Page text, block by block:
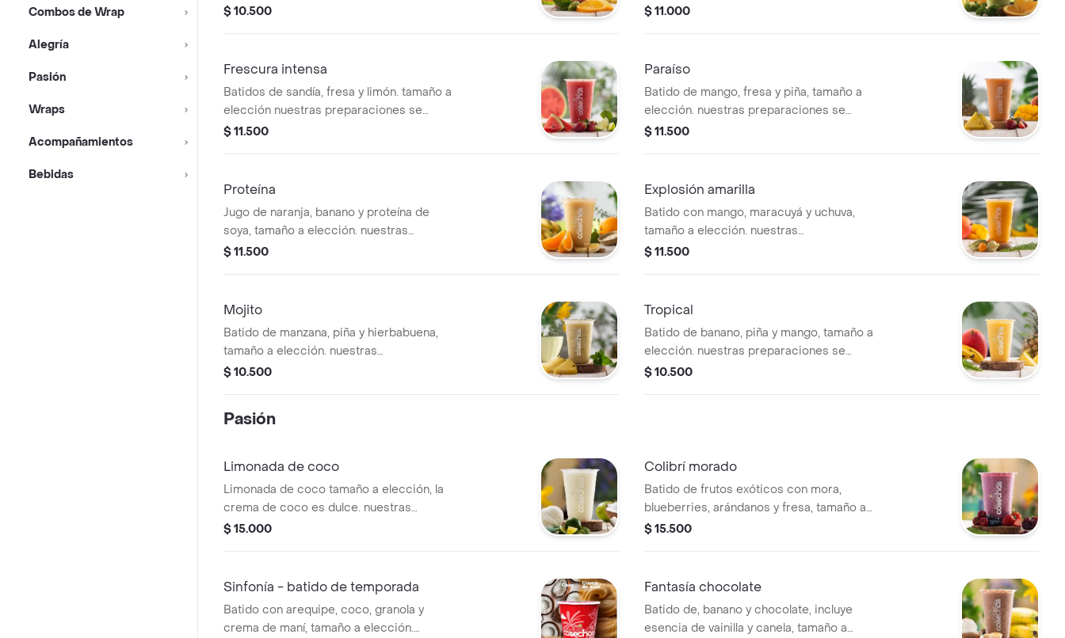
Combos de Wrap
Alegría
Pasión
Wraps
Acompañamientos
Bebidas
encuentran estandarizadas por lo tanto
$ 10.500
nuestras preparaciones se encuentran
ingredientes
$ 11.000
Frescura intensa
Batidos de sandía, fresa y limón. tamaño a
elección nuestras preparaciones se
encuentran estandarizadas por lo tanto
$ 11.500
Paraíso
Batido de mango, fresa y piña, tamaño a
elección. nuestras preparaciones se
encuentran estandarizadas por lo tanto
$ 11.500
Proteína
Jugo de naranja, banano y proteína de
soya, tamaño a elección. nuestras
preparaciones se encuentran
ingredientes
$ 11.500
Explosión amarilla
Batido con mango, maracuyá y uchuva,
tamaño a elección. nuestras
preparaciones se encuentran
ingredientes
$ 11.500
Mojito
Batido de manzana, piña y hierbabuena,
tamaño a elección. nuestras
preparaciones se encuentran
ingredientes
$ 10.500
Tropical
Batido de banano, piña y mango, tamaño a
elección. nuestras preparaciones se
encuentran estandarizadas por lo tanto
$ 10.500
Pasión
Limonada de coco
Limonada de coco tamaño a elección, la
crema de coco es dulce. nuestras
preparaciones se encuentran
ingredientes.
$ 15.000
Colibrí morado
Batido de frutos exóticos con mora,
blueberries, arándanos y fresa, tamaño a
elección. nuestras preparaciones se
los ingredientes
$ 15.500
Sinfonía - batido de temporada
Batido con arequipe, coco, granola y
crema de maní, tamaño a elección.
Fantasía chocolate
Batido de, banano y chocolate, incluye
esencia de vainilla y canela, tamaño a